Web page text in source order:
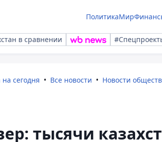
ПолитикаМир
в сравнении
сегодня Все новости Новости
тысячи